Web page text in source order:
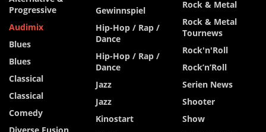
Progressive
Audimix
Blues
Blues
Classical
Classical
Comedy
Diverse Fusion
Gewinnspiel
Hip-Hop / Rap /
Dance
Hip-Hop / Rap /
Dance
Jazz
Jazz
Kinostart
Rock & Metal
Rock & Metal
Tournews
Rock'n'Roll
Rock’n’Roll
Serien News
Shooter
Show